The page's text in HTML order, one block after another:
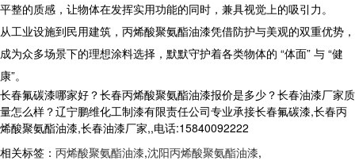
平整的质感，让物体在发挥实用功能的同时，兼具视觉上的吸引力。​
从工业设施到民用建筑，丙烯酸聚氨酯油漆凭借防护与美观的双重优势，
成为众多场景下的理想涂料选择，默默守护着各类物体的 “体面” 与 “健
康”。​
长春氟碳漆哪家好？长春丙烯酸聚氨酯油漆报价是多少？长春油漆厂家质
量怎么样？辽宁鹏维化工制漆有限责任公司专业承接长春氟碳漆,长春丙
烯酸聚氨酯油漆,长春油漆厂家,,电话:15840092222
相关标签： 丙烯酸聚氨酯油漆,沈阳丙烯酸聚氨酯油漆,